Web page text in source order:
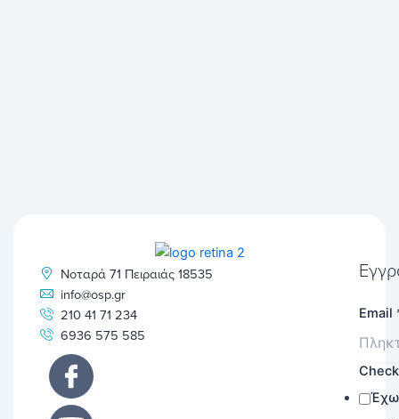
Νοταρά 71 Πειραιάς 18535
info@osp.gr
210 41 71 234
6936 575 585
Email
Έχω